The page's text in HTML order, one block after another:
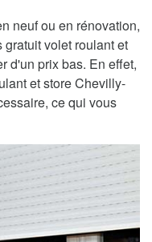
neuf ou en rénovation,
volet roulant et
d'un prix bas. En effet,
et store Chevilly-
ce qui vous